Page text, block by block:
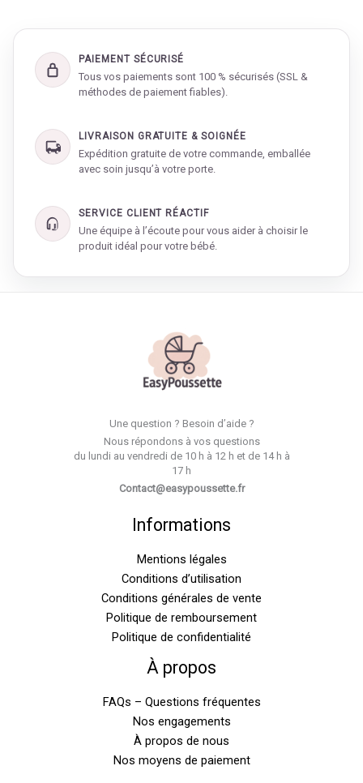
PAIEMENT SÉCURISÉ
Tous vos paiements sont 100 % sécurisés (SSL &
méthodes de paiement fiables).
LIVRAISON GRATUITE & SOIGNÉE
Expédition gratuite de votre commande, emballée
avec soin jusqu’à votre porte.
SERVICE CLIENT RÉACTIF
Une équipe à l’écoute pour vous aider à choisir le
produit idéal pour votre bébé.
Une question ? Besoin d’aide ?
Nous répondons à vos questions
du lundi au vendredi de 10 h à 12 h et de 14 h à
17 h
Contact@easypoussette.fr
Informations
Mentions légales
Conditions d’utilisation
Conditions générales de vente
Politique de remboursement
Politique de confidentialité
À propos
FAQs – Questions fréquentes
Nos engagements
À propos de nous
Nos moyens de paiement